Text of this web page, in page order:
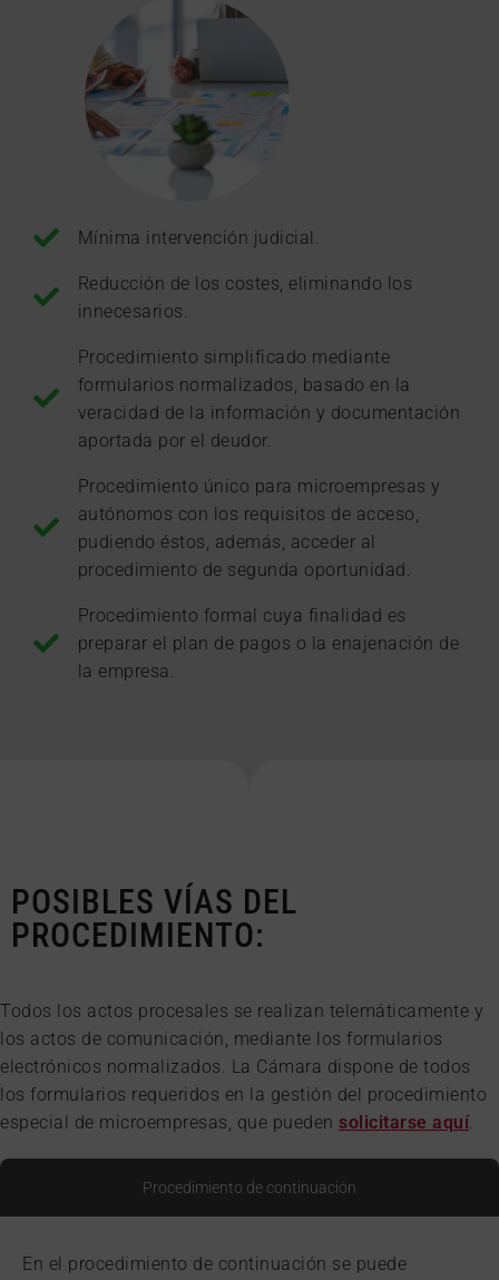
Mínima intervención judicial.
Reducción de los costes, eliminando los
innecesarios.
Procedimiento simplificado mediante
formularios normalizados, basado en la
veracidad de la información y documentación
aportada por el deudor.
Procedimiento único para microempresas y
autónomos con los requisitos de acceso,
pudiendo éstos, además, acceder al
procedimiento de segunda oportunidad.
Procedimiento formal cuya finalidad es
preparar el plan de pagos o la enajenación de
la empresa.
POSIBLES VÍAS DEL
PROCEDIMIENTO:
Todos los actos procesales se realizan telemáticamente y
los actos de comunicación, mediante los formularios
electrónicos normalizados. La Cámara dispone de todos
los formularios requeridos en la gestión del procedimiento
especial de microempresas, que pueden solicitarse aquí.
Procedimiento de continuación
En el procedimiento de continuación se puede